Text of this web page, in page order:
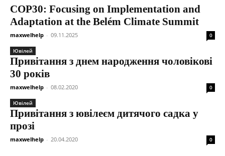
COP30: Focusing on Implementation and
Adaptation at the Belém Climate Summit
maxwelhelp - 09.11.2025 0
Ювілей
Привітання з днем народження чоловікові
30 років
maxwelhelp - 08.02.2020 0
Ювілей
Привітання з ювілеєм дитячого садка у
прозі
maxwelhelp - 20.04.2020 0